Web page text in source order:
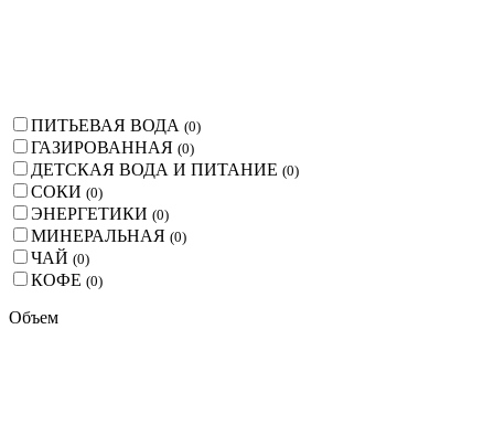
ПИТЬЕВАЯ ВОДА (0)
ГАЗИРОВАННАЯ (0)
ДЕТСКАЯ ВОДА И ПИТАНИЕ (0)
СОКИ (0)
ЭНЕРГЕТИКИ (0)
МИНЕРАЛЬНАЯ (0)
ЧАЙ (0)
КОФЕ (0)
Объем